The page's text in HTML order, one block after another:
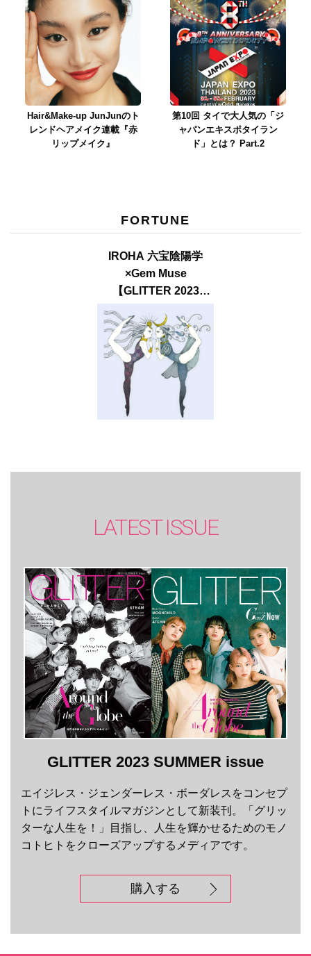
Hair&Make-up JunJunのト
レンドヘアメイク連載『赤
リップメイク』
第10回 タイで大人気の「ジ
ャパンエキスポタイラン
ド」とは？ Part.2
FORTUNE
IROHA 六宝陰陽学
×Gem Muse
【GLITTER 2023
SUMMER issue】
LATEST ISSUE
GLITTER 2023 SUMMER issue
エイジレス・ジェンダーレス・ボーダレスをコンセプ
トにライフスタイルマガジンとして新装刊。「グリッ
ターな人生を！」目指し、人生を輝かせるためのモノ
コトヒトをクローズアップするメディアです。
購入する